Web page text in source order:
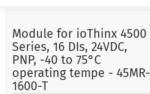
Module for ioThinx 4500
Series, 16 DIs, 24VDC,
PNP, -40 to 75°C
operating tempe - 45MR-
1600-T